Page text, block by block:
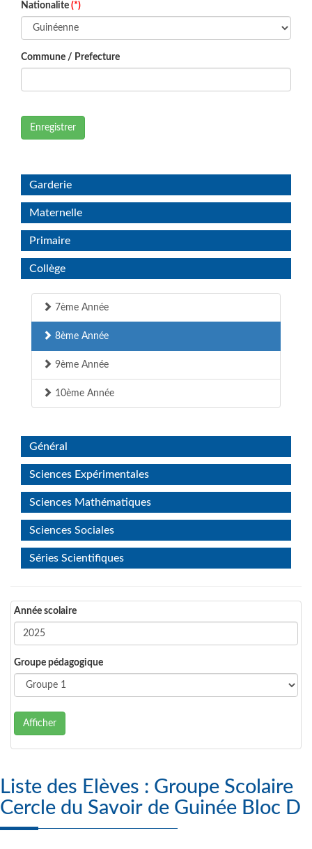
Nationalite (*)
Commune / Prefecture
Enregistrer
Garderie
Maternelle
Primaire
Collège
7ème Année
8ème Année
9ème Année
10ème Année
Général
Sciences Expérimentales
Sciences Mathématiques
Sciences Sociales
Séries Scientifiques
Année scolaire
Groupe pédagogique
Afficher
Liste des Elèves : Groupe Scolaire
Cercle du Savoir de Guinée Bloc D